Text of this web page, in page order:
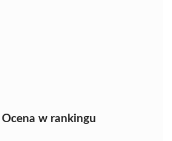
Ocena w rankingu